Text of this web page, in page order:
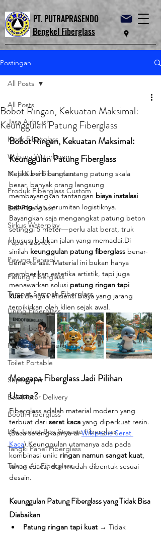
PT. PUTRAPRASENDO
Bengkel Fiberglass
Postingan
All Posts
Jasa Airbrush
Kiosk Fiberglass
Wahana Waterboom
Meja Kursi Fiberglass
Produk Fiberglass Custom
Bak Fiberglass
Sirkus Waterplay
Papan Basket
Payung Parasol
Patung Fiberglass
Tempat Sampah Fiberglass
Lining Fiberglass
Ilmu Fiberglass
Playground Fiberglass
Toilet Portable
Sepeda Air
Box Motor Delivery
Booth Fiberglass
Life Jacket Box Storage Fiberglass
Tangki Panel Fiberglass
Talang Air Fiberglass
All Posts
Bobot Ringan, Kekuatan Maksimal:
Keunggulan Patung Fiberglass
Bobot Ringan, Kekuatan Maksimal:
Keunggulan Patung Fiberglass
Ketika berbicara tentang patung skala
besar, banyak orang langsung
membayangkan tantangan biaya instalasi
patung dan kerumitan logistiknya.
Bayangkan saja mengangkat patung beton
setinggi 5 meter—perlu alat berat, truk
khusus, bahkan jalan yang memadai.Di
sinilah keunggulan patung fiberglass benar-
benar terasa. Material ini bukan hanya
memberikan estetika artistik, tapi juga
menawarkan solusi patung ringan tapi
kuat dengan efisiensi biaya yang jarang
terpikirkan oleh klien sejak awal.
Mengapa Fiberglass Jadi Pilihan
Utama?
Fiberglass adalah material modern yang
terbuat dari serat kaca yang diperkuat resin.
(Baca selengkapnya di Wikipedia Serat
Kaca).Keunggulan utamanya ada pada
kombinasi unik: ringan namun sangat kuat,
tahan cuaca, dan mudah dibentuk sesuai
desain.
Keunggulan Patung Fiberglass yang Tidak Bisa
Diabaikan
Patung ringan tapi kuat → Tidak